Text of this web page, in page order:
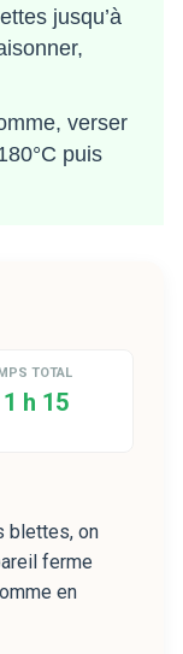
jusqu’à
verser
puis
TOTAL
h 15
blettes, on
ferme
en